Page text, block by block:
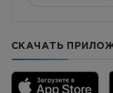
СКАЧАТЬ